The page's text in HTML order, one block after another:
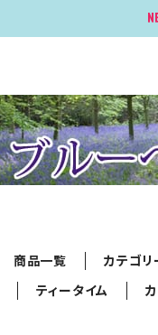
商品一覧 カテゴリ
ティータイム